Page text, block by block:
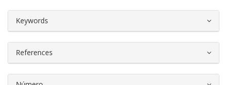
Keywords
References